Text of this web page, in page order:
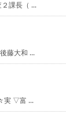
課長（ ...
藤大和 ...
実 ▽富 ...